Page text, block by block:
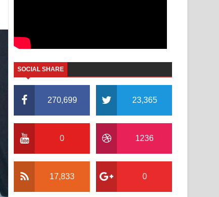
SOCIAL SHARE
270,699 23,365
0 1236
17,833 0